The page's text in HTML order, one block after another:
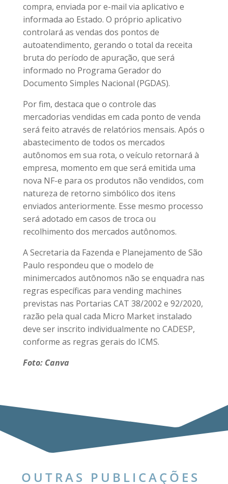
compra, enviada por e-mail via aplicativo e
informada ao Estado. O próprio aplicativo
controlará as vendas dos pontos de
autoatendimento, gerando o total da receita
bruta do período de apuração, que será
informado no Programa Gerador do
Documento Simples Nacional (PGDAS).
Por fim, destaca que o controle das
mercadorias vendidas em cada ponto de venda
será feito através de relatórios mensais. Após o
abastecimento de todos os mercados
autônomos em sua rota, o veículo retornará à
empresa, momento em que será emitida uma
nova NF-e para os produtos não vendidos, com
natureza de retorno simbólico dos itens
enviados anteriormente. Esse mesmo processo
será adotado em casos de troca ou
recolhimento dos mercados autônomos.
A Secretaria da Fazenda e Planejamento de São
Paulo respondeu que o modelo de
minimercados autônomos não se enquadra nas
regras específicas para vending machines
previstas nas Portarias CAT 38/2002 e 92/2020,
razão pela qual cada Micro Market instalado
deve ser inscrito individualmente no CADESP,
conforme as regras gerais do ICMS.
Foto: Canva
OUTRAS PUBLICAÇÕES